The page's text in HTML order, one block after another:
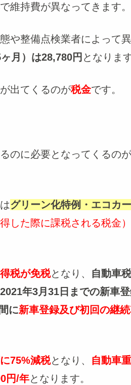
で維持費が異なってきます。
や整備点検業者によって
月）は28,780円 となります
出てくるのが税金です。
のに必要となってくるのが
はグリーン化特例・エコカ
した際に課税される税金）
税が免税となり、 自動車
2021年3月31日までの新車
に新車登録及び初回の継
75%減税となり、 自動車
円/年となります。